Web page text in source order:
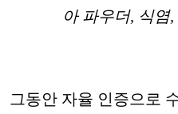
아 파우더, 식염
그동안 자율 인증으로